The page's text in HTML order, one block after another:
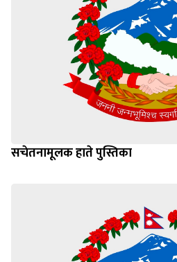
सचेतनामूलक हाते पुस्तिका